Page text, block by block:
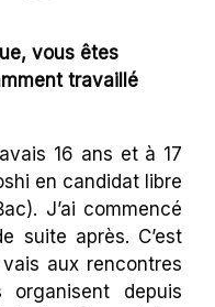
vous êtes
travaillé
16 ans et à 17
en candidat libre
J’ai commencé
suite après. C’est
aux rencontres
organisent depuis